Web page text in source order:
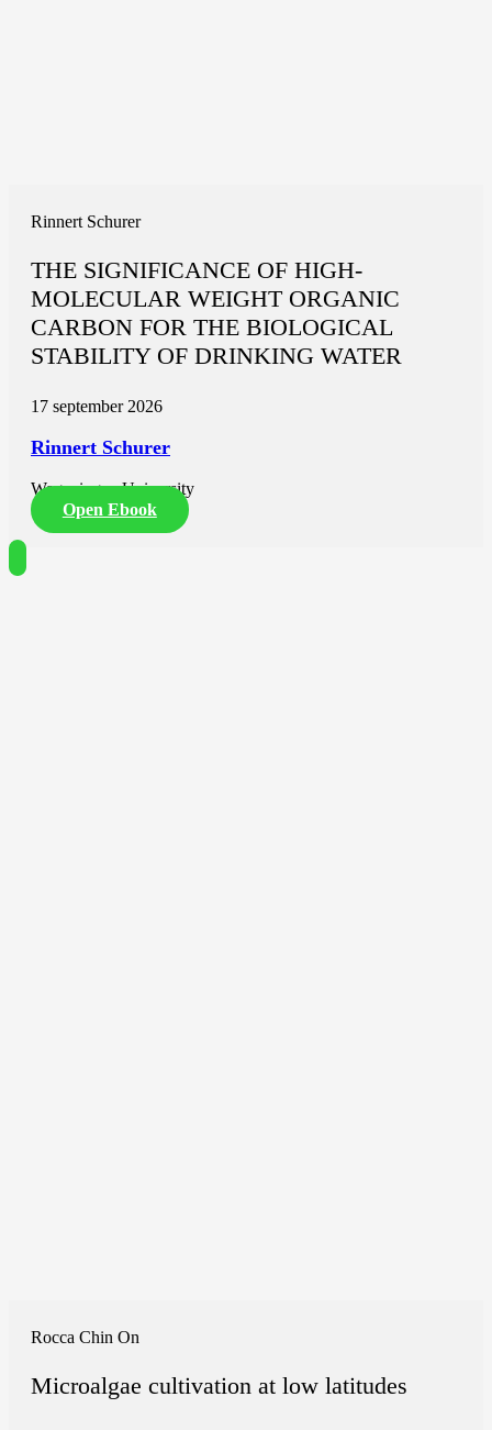
Rinnert Schurer
THE SIGNIFICANCE OF HIGH-
MOLECULAR WEIGHT ORGANIC
CARBON FOR THE BIOLOGICAL
STABILITY OF DRINKING WATER
17 september 2026
Rinnert Schurer
Wageningen University
Open Ebook
Rocca Chin On
Microalgae cultivation at low latitudes